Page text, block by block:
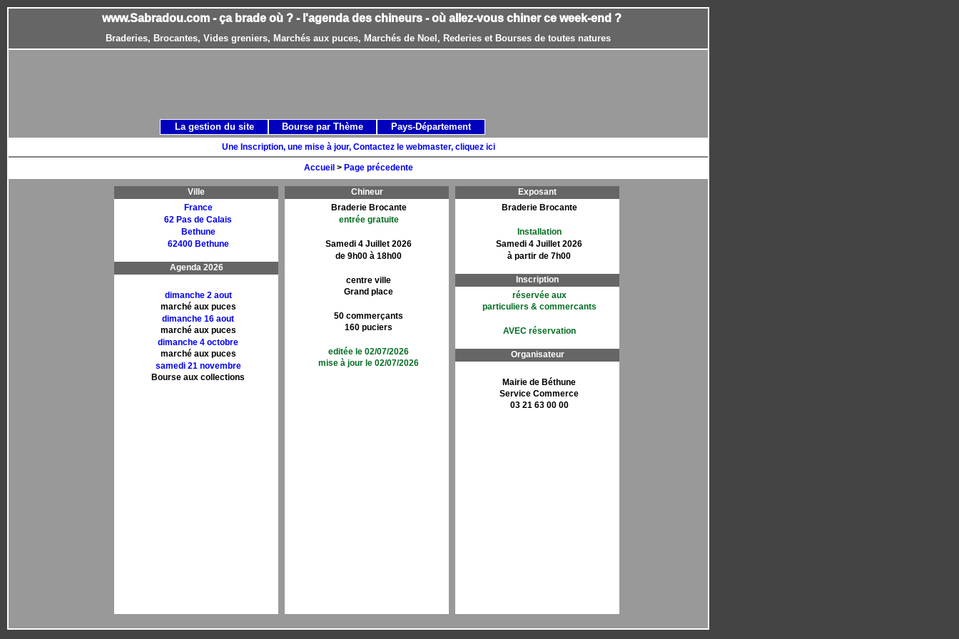
www.Sabradou.com - ça brade où ? - l'agenda des chineurs - où allez-vous chiner ce week-end ?
Braderies, Brocantes, Vides greniers, Marchés aux puces, Marchés de Noel, Rederies et Bourses de toutes natures
Une Inscription, une mise à jour, Contactez le webmaster, cliquez ici
Accueil > Page précedente
Ville
France
62 Pas de Calais
Bethune
62400 Bethune
Agenda 2026
dimanche 2 aout
marché aux puces
dimanche 16 aout
marché aux puces
dimanche 4 octobre
marché aux puces
samedi 21 novembre
Bourse aux collections
Chineur
Braderie Brocante
entrée gratuite
Samedi 4 Juillet 2026
de 9h00 à 18h00
centre ville
Grand place
50 commerçants
160 puciers
editée le 02/07/2026
mise à jour le 02/07/2026
Exposant
Braderie Brocante
Installation
Samedi 4 Juillet 2026
à partir de 7h00
Inscription
réservée aux
particuliers & commercants
AVEC réservation
Organisateur
Mairie de Béthune
Service Commerce
03 21 63 00 00
La gestion du site Bourse par Thème Pays-Département